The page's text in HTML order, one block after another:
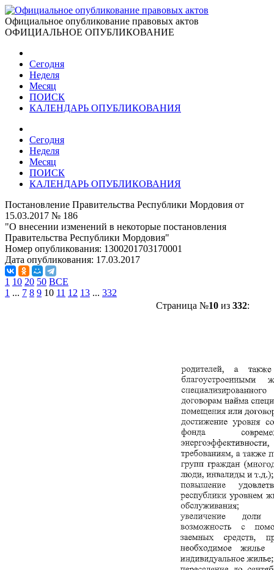
Официальное опубликование правовых актов
ОФИЦИАЛЬНОЕ ОПУБЛИКОВАНИЕ
Сегодня
Неделя
Месяц
ПОИСК
КАЛЕНДАРЬ ОПУБЛИКОВАНИЯ
Сегодня
Неделя
Месяц
ПОИСК
КАЛЕНДАРЬ ОПУБЛИКОВАНИЯ
Постановление Правительства Республики Мордовия от
15.03.2017 № 186
"О внесении изменений в некоторые постановления
Правительства Республики Мордовия"
Номер опубликования: 1300201703170001
Дата опубликования: 17.03.2017
1 10 20 50 ВСЕ
1 ... 7 8 9 10 11 12 13 ... 332
Страница №10из 332: